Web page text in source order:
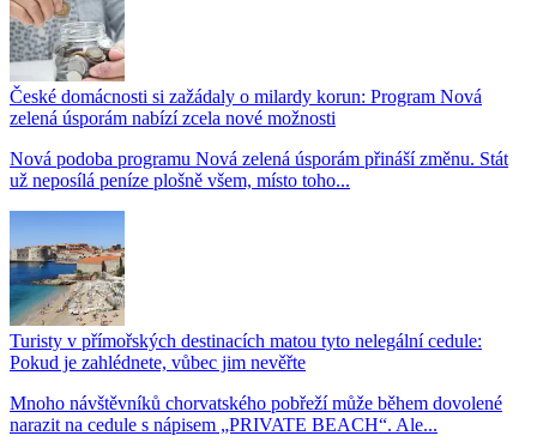
České domácnosti si zažádaly o milardy korun: Program Nová
zelená úsporám nabízí zcela nové možnosti
Nová podoba programu Nová zelená úsporám přináší změnu. Stát
už neposílá peníze plošně všem, místo toho...
Turisty v přímořských destinacích matou tyto nelegální cedule:
Pokud je zahlédnete, vůbec jim nevěřte
Mnoho návštěvníků chorvatského pobřeží může během dovolené
narazit na cedule s nápisem „PRIVATE BEACH“. Ale...